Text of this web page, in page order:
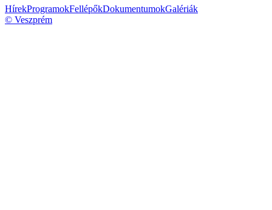
HírekProgramokFellépőkDokumentumokGalériák
© Veszprém